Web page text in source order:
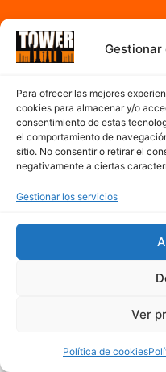
Para ofrecer las mejores
cookies para almacenar y/o
consentimiento de estas
el comportamiento de
sitio. No consentir o retirar el
negativamente a ciertas
Gestionar los servicios
Ver
Política de cookies
De Lunes a Sábado
977 300
Mapa del